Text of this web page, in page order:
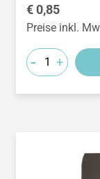
Regulärer
€ 0,85
Preise inkl.
- +